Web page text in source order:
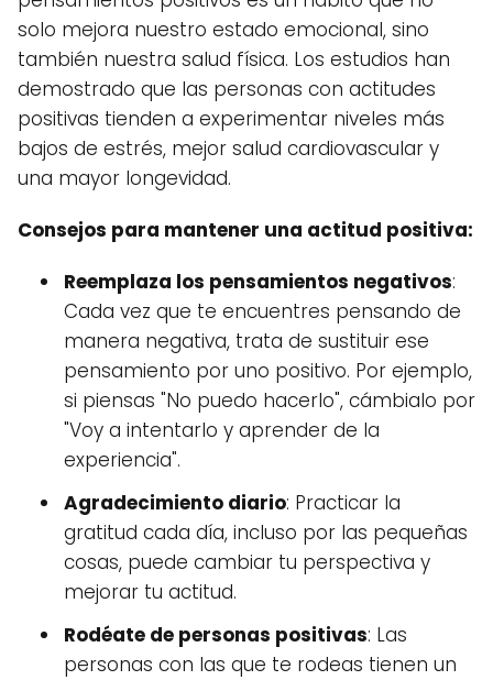
solo mejora nuestro estado emocional, sino
también nuestra salud física. Los estudios han
demostrado que las personas con actitudes
positivas tienden a experimentar niveles más
bajos de estrés, mejor salud cardiovascular y
una mayor longevidad.
Consejos para mantener una actitud positiva:
Reemplaza los pensamientos negativos:
Cada vez que te encuentres pensando de
manera negativa, trata de sustituir ese
pensamiento por uno positivo. Por ejemplo,
si piensas "No puedo hacerlo", cámbialo por
"Voy a intentarlo y aprender de la
experiencia".
Agradecimiento diario: Practicar la
gratitud cada día, incluso por las pequeñas
cosas, puede cambiar tu perspectiva y
mejorar tu actitud.
Rodéate de personas positivas: Las
personas con las que te rodeas tienen un